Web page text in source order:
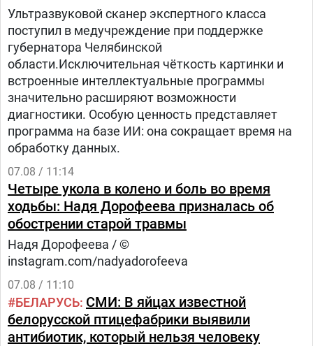
Ультразвуковой сканер экспертного класса
поступил в медучреждение при поддержке
губернатора Челябинской
области.Исключительная чёткость картинки и
встроенные интеллектуальные программы
значительно расширяют возможности
диагностики. Особую ценность представляет
программа на базе ИИ: она сокращает время на
обработку данных.
07.08 / 11:14
Четыре укола в колено и боль во время
ходьбы: Надя Дорофеева призналась об
обострении старой травмы
Надя Дорофеева / ©
instagram.com/nadyadorofeeva
07.08 / 11:10
БЕЛАРУСЬ СМИ: В яйцах известной
белорусской птицефабрики выявили
антибиотик, который нельзя человеку